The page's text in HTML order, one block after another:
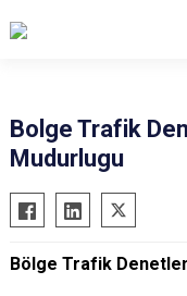
Bolge Trafik
Mudurlugu
Bölge Trafik